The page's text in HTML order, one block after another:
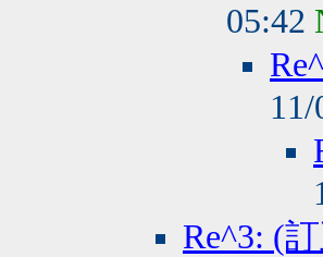
05:42
Re^3: (